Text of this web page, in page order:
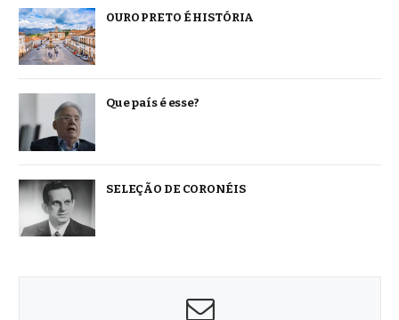
OURO PRETO É HISTÓRIA
Que país é esse?
SELEÇÃO DE CORONÉIS